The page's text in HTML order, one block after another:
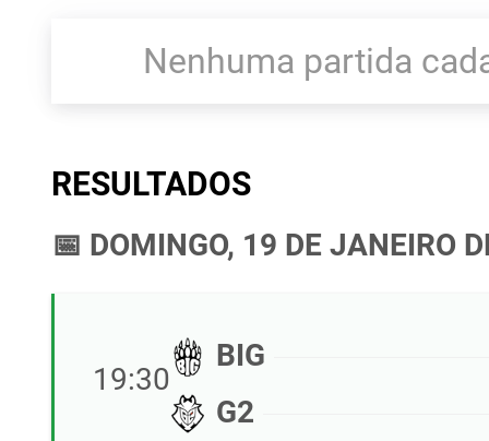
Nenhuma partida
RESULTADOS
📅 DOMINGO, 19 DE JANEIRO
19:30
BIG
G2